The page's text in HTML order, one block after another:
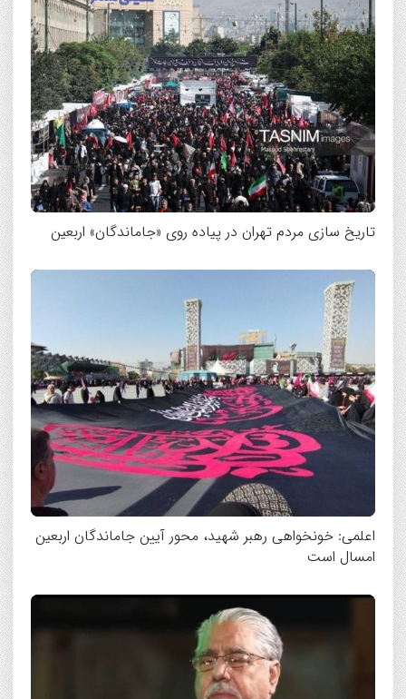
تاریخ سازی مردم تهران در پیاده روی «جاماندگان» اربعین
اعلمی: خونخواهی رهبر شهید، محور آیین جاماندگان اربعین
امسال است